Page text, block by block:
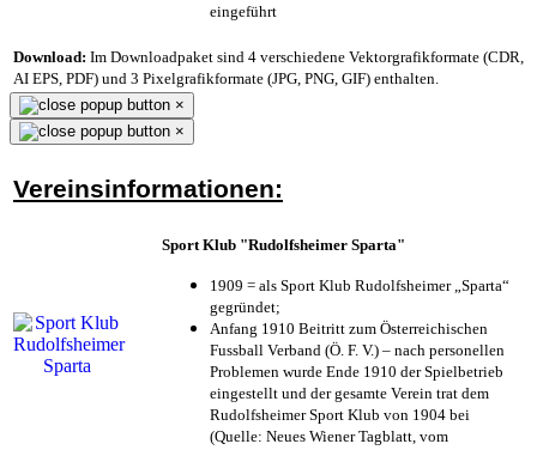
eingeführt
Download: Im Downloadpaket sind 4 verschiedene Vektorgrafikformate (CDR,
AI EPS, PDF) und 3 Pixelgrafikformate (JPG, PNG, GIF) enthalten.
×
×
Vereinsinformationen:
Sport Klub "Rudolfsheimer Sparta"
1909 = als Sport Klub Rudolfsheimer „Sparta“
gegründet;
Anfang 1910 Beitritt zum Österreichischen
Fussball Verband (Ö. F. V.) – nach personellen
Problemen wurde Ende 1910 der Spielbetrieb
eingestellt und der gesamte Verein trat dem
Rudolfsheimer Sport Klub von 1904 bei
(Quelle: Neues Wiener Tagblatt, vom